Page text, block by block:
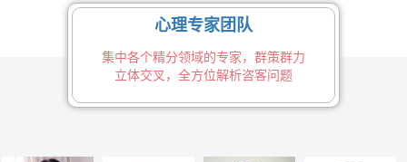
心理专家团队
集中各个精分领域的专家，群策群力
立体交叉，全方位解析咨客问题